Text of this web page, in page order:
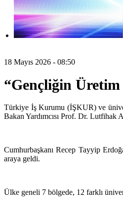
18 Mayıs 2026 - 08:50
“Gençliğin Üretim
Türkiye İş Kurumu (İŞKUR) ve
Bakan Yardımcısı Prof. Dr. Lutfihak
Cumhurbaşkanı Recep Tayyip
araya geldi.
Ülke geneli 7 bölgede, 12 farklı